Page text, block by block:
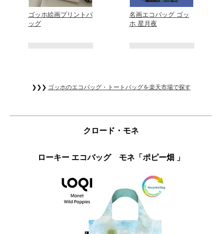
ゴッホ絵画プリントバ
ッグ
名画エコバッグ ゴッ
ホ 星月夜
❯❯❯ ゴッホのエコバッグ・トートバッグを楽天市場で探す
クロード・モネ
ローキー エコバッグ モネ「ポピー畑 」